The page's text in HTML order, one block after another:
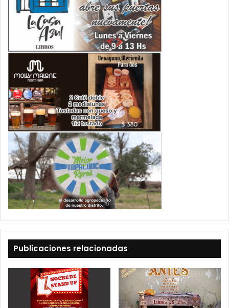
Publicaciones relacionadas